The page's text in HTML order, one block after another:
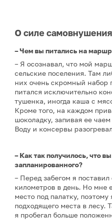
О силе самовнушения
– Чем вы питались на
– Я осознавал, что мой
сельские поселения. Там
них очень скромный набор
питался исключительно
тушенка, иногда каша с
Кроме того, на каждом
шоколадку, запивая ее
Воду и консервы
– Как так получилось, что
запланированного?
– Перед забегом я
километров в день. Но мне
место под палатку,
подходящего места в лесу.
я пробегал больше